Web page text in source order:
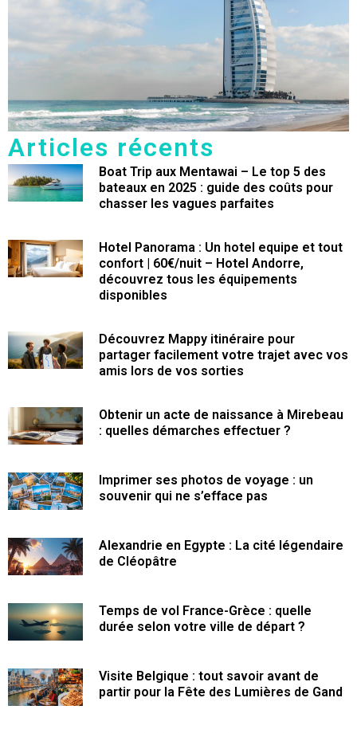
Articles récents
Boat Trip aux Mentawai – Le top 5 des
bateaux en 2025 : guide des coûts pour
chasser les vagues parfaites
Hotel Panorama : Un hotel equipe et tout
confort | 60€/nuit – Hotel Andorre,
découvrez tous les équipements
disponibles
Découvrez Mappy itinéraire pour
partager facilement votre trajet avec vos
amis lors de vos sorties
Obtenir un acte de naissance à Mirebeau
: quelles démarches effectuer ?
Imprimer ses photos de voyage : un
souvenir qui ne s’efface pas
Alexandrie en Egypte : La cité légendaire
de Cléopâtre
Temps de vol France-Grèce : quelle
durée selon votre ville de départ ?
Visite Belgique : tout savoir avant de
partir pour la Fête des Lumières de Gand